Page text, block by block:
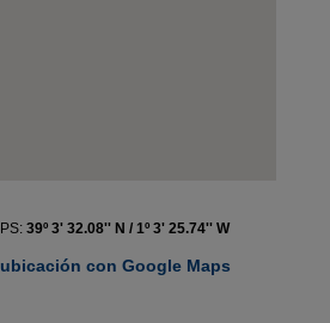
39º 3' 32.08'' N / 1º 3' 25.74'' W
con Google Maps